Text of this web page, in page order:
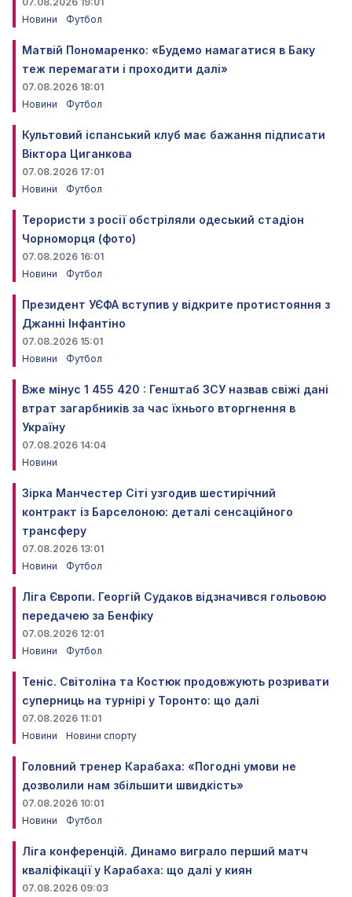
Новини
Футбол
Матвій Пономаренко: «Будемо намагатися в Баку
теж перемагати і проходити далі»
07.08.2026 18:01
Новини
Футбол
Культовий іспанський клуб має бажання підписати
Віктора Циганкова
07.08.2026 17:01
Новини
Футбол
Терористи з росії обстріляли одеський стадіон
Чорноморця (фото)
07.08.2026 16:01
Новини
Футбол
Президент УЄФА вступив у відкрите протистояння з
Джанні Інфантіно
07.08.2026 15:01
Новини
Футбол
Вже мінус 1 455 420 : Генштаб ЗСУ назвав свіжі дані
втрат загарбників за час їхнього вторгнення в
Україну
07.08.2026 14:04
Новини
Зірка Манчестер Сіті узгодив шестирічний
контракт із Барселоною: деталі сенсаційного
трансферу
07.08.2026 13:01
Новини
Футбол
Ліга Європи. Георгій Судаков відзначився гольовою
передачею за Бенфіку
07.08.2026 12:01
Новини
Футбол
Теніс. Світоліна та Костюк продовжують розривати
суперниць на турнірі у Торонто: що далі
07.08.2026 11:01
Новини
Новини спорту
Головний тренер Карабаха: «Погодні умови не
дозволили нам збільшити швидкість»
07.08.2026 10:01
Новини
Футбол
Ліга конференцій. Динамо виграло перший матч
кваліфікації у Карабаха: що далі у киян
07.08.2026 09:03